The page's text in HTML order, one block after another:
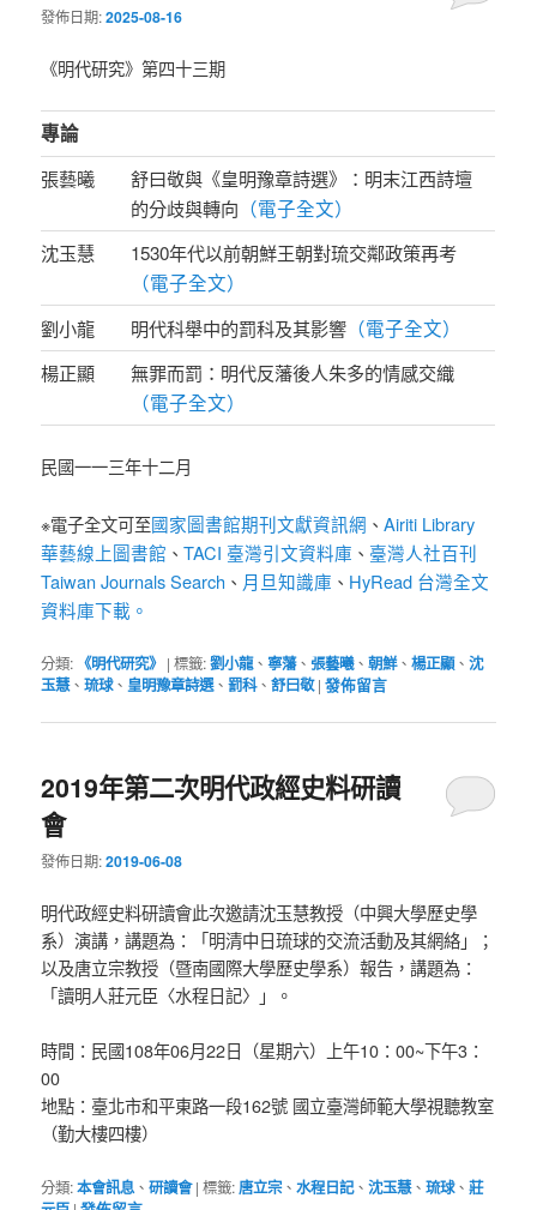
發佈日期:2025-08-16
《明代研究》第四十三期
專論
張藝曦
舒曰敬與《皇明豫章詩選》：明末江西詩壇
的分歧與轉向 （電子全文）
沈玉慧 1530年代以前朝鮮王朝對琉交鄰政策再考
（電子全文）
劉小龍 明代科舉中的罰科及其影響 （電子全文）
楊正顯 無罪而罰：明代反藩後人朱多的情感交織
（電子全文）
民國一一三年十二月
※電子全文可至國家圖書館期刊文獻資訊網 、Airiti Library
華藝線上圖書館 、TACI 臺灣引文資料庫 、 臺灣人社百刊
Taiwan Journals Search 、 月旦知識庫 、 HyRead 台灣全文
資料庫下載。
分類: 《明代研究》 |標籤:劉小龍、寧藩、張藝曦、朝鮮、楊正顯、沈
玉慧、琉球、 皇明豫章詩選、罰科、舒曰敬 |發佈留言
2019年第二次明代政經史料研讀
會
發佈日期:2019-06-08
明代政經史料研讀會此次邀請沈玉慧教授（中興大學歷史學
系）演講，講題為：「明清中日琉球的交流活動及其網絡」；
以及唐立宗教授（暨南國際大學歷史學系）報告，講題為：
「讀明人莊元臣〈水程日記〉」。
時間：民國108年06月22日（星期六）上午10：00~下午3：
00
地點：臺北市和平東路一段162號 國立臺灣師範大學視聽教室
（勤大樓四樓）
分類:本會訊息 、研讀會 |標籤:唐立宗、水程日記、沈玉慧、琉球、莊